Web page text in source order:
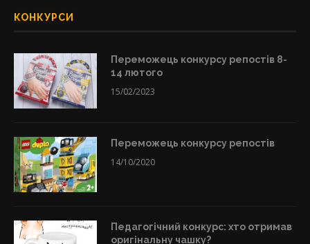
КОНКУРСИ
Переможець конкурсу репостів 8-
14 лютого
15/02/2023
Переможець конкурсу репостів
14/10/2020
Педагогічний конкурс: хто отримав
оригінальну чашку?